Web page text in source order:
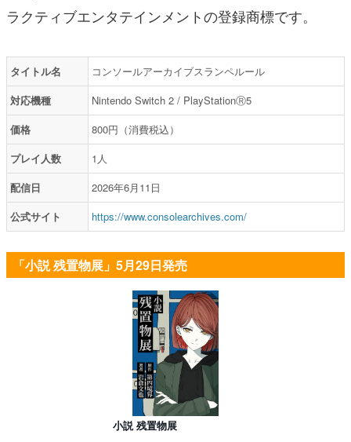
ラクティブエンタテインメントの登録商標です。
タイトル名
コンソールアーカイブスランペルール
対応機種
Nintendo Switch 2 / PlayStationⓇ5
価格
800円（消費税込）
プレイ人数
1人
配信日
2026年6月11日
公式サイト
https://www.consolearchives.com/
「小説 残置物展」5月29日発売
小説 残置物展